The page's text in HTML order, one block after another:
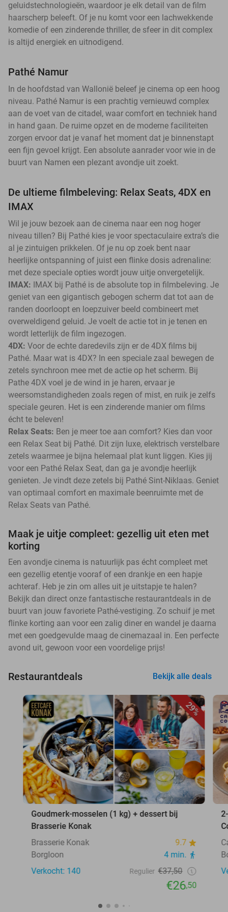
geluidstechnologieën, waardoor je elk detail van de film
haarscherp beleeft. Of je nu komt voor een lachwekkende
komedie of een zinderende thriller, de sfeer in dit complex
is altijd energiek en uitnodigend.
Pathé Namur
In de hoofdstad van Wallonië beleef je cinema op een hoog
niveau. Pathé Namur is een prachtig vernieuwd complex
aan de voet van de citadel, waar comfort en techniek hand
in hand gaan. De ruime opzet en de moderne faciliteiten
zorgen ervoor dat je vanaf het moment dat je binnenstapt
een fijn gevoel krijgt. Een absolute aanrader voor wie in de
buurt van Namen een plezant avondje uit zoekt.
De ultieme filmbeleving: Relax Seats, 4DX en
IMAX
Wil je jouw bezoek aan de cinema naar een nog hoger
niveau tillen? Bij Pathé kies je voor spectaculaire extra’s die
al je zintuigen prikkelen. Of je nu op zoek bent naar
heerlijke ontspanning of juist een flinke dosis adrenaline:
met deze speciale opties wordt jouw uitje onvergetelijk.
IMAX: IMAX bij Pathé is de absolute top in filmbeleving. Je
geniet van een gigantisch gebogen scherm dat tot aan de
randen doorloopt en loepzuiver beeld combineert met
overweldigend geluid. Je voelt de actie tot in je tenen en
wordt letterlijk de film ingezogen.
4DX: Voor de echte daredevils zijn er de 4DX films bij
Pathé. Maar wat is 4DX? In een speciale zaal bewegen de
zetels synchroon mee met de actie op het scherm. Bij
Pathe 4DX voel je de wind in je haren, ervaar je
weersomstandigheden zoals regen of mist, en ruik je zelfs
speciale geuren. Het is een zinderende manier om films
écht te beleven!
Relax Seats: Ben je meer toe aan comfort? Kies dan voor
een Relax Seat bij Pathé. Dit zijn luxe, elektrisch verstelbare
zetels waarmee je bijna helemaal plat kunt liggen. Kies jij
voor een Pathé Relax Seat, dan ga je avondje heerlijk
genieten. Je vindt deze zetels bij Pathé Sint-Niklaas. Geniet
van optimaal comfort en maximale beenruimte met de
Relax Seats van Pathé.
Maak je uitje compleet: gezellig uit eten met
korting
Een avondje cinema is natuurlijk pas écht compleet met
een gezellig etentje vooraf of een drankje en een hapje
achteraf. Heb je zin om alles uit je uitstapje te halen?
Bekijk dan direct onze fantastische restaurantdeals in de
buurt van jouw favoriete Pathé-vestiging. Zo schuif je met
flinke korting aan voor een zalig diner en wandel je daarna
met een goedgevulde maag de cinemazaal in. Een perfecte
avond uit, gewoon voor een voordelige prijs!
Restaurantdeals Bekijk alle deals
29%
Goudmerk-mosselen (1 kg) + dessert bij
Brasserie Konak
Brasserie Konak
9.7
Borgloon
4 min.
Verkocht: 140
Regulier €37,50
€26,50